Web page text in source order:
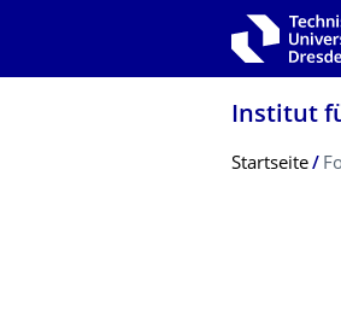
Zur Hauptnavigation springen
Institut
Startseite